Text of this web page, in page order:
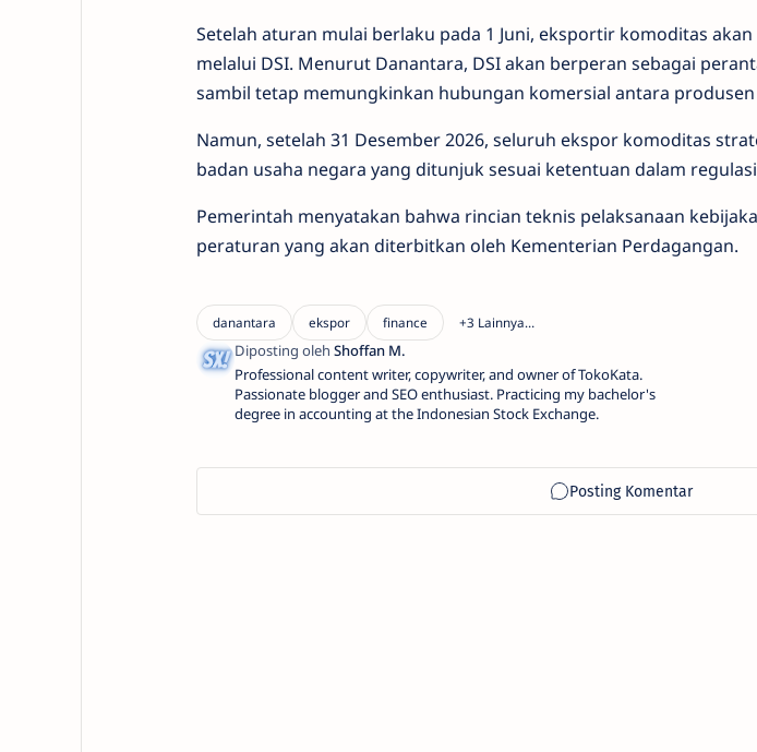
Setelah aturan mulai berlaku pada 1 Juni, eksportir komoditas
melalui DSI. Menurut Danantara, DSI akan berperan sebagai
sambil tetap memungkinkan hubungan komersial antara
Namun, setelah 31 Desember 2026, seluruh ekspor komoditas
badan usaha negara yang ditunjuk sesuai ketentuan dalam
Pemerintah menyatakan bahwa rincian teknis pelaksanaan
peraturan yang akan diterbitkan oleh Kementerian Perdagangan.
Professional content writer, copywriter, and owner of TokoKata.
Passionate blogger and SEO enthusiast. Practicing my bachelor's
degree in accounting at the Indonesian Stock Exchange.